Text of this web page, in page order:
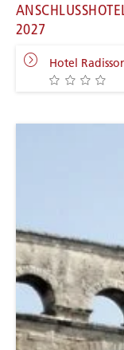
2027
Hotel